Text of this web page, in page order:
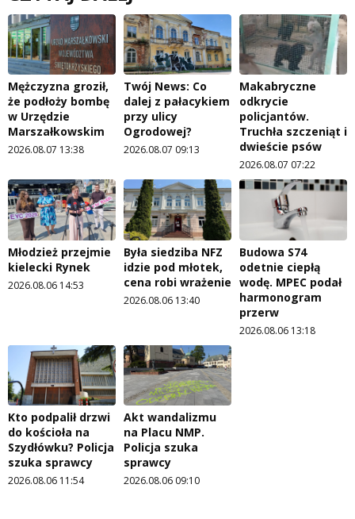
Mężczyzna groził,
że podłoży bombę
w Urzędzie
Marszałkowskim
2026.08.07 13:38
Twój News: Co
dalej z pałacykiem
przy ulicy
Ogrodowej?
2026.08.07 09:13
Makabryczne
odkrycie
policjantów.
Truchła szczeniąt i
dwieście psów
2026.08.07 07:22
Młodzież przejmie
kielecki Rynek
2026.08.06 14:53
Była siedziba NFZ
idzie pod młotek,
cena robi wrażenie
2026.08.06 13:40
Budowa S74
odetnie ciepłą
wodę. MPEC podał
harmonogram
przerw
2026.08.06 13:18
Kto podpalił drzwi
do kościoła na
Szydłówku? Policja
szuka sprawcy
2026.08.06 11:54
Akt wandalizmu
na Placu NMP.
Policja szuka
sprawcy
2026.08.06 09:10